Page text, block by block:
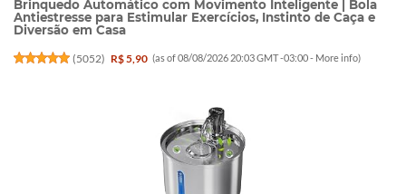
Brinquedo Automático com Movimento Inteligente | Bola
Antiestresse para Estimular Exercícios, Instinto de Caça e
Diversão em Casa
(5052) R$ 5,90 (as of 08/08/2026 20:03 GMT -03:00 - More info)